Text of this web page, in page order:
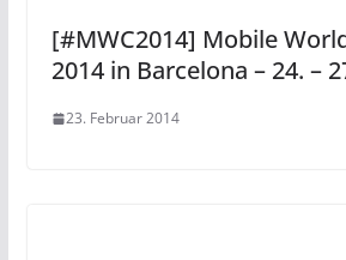
[#MWC2014] Mobile
2014 in Barcelona – 24. –
23. Februar 2014